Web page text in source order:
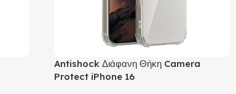
Antishock Διάφανη Θήκη Camera
Protect iPhone 16